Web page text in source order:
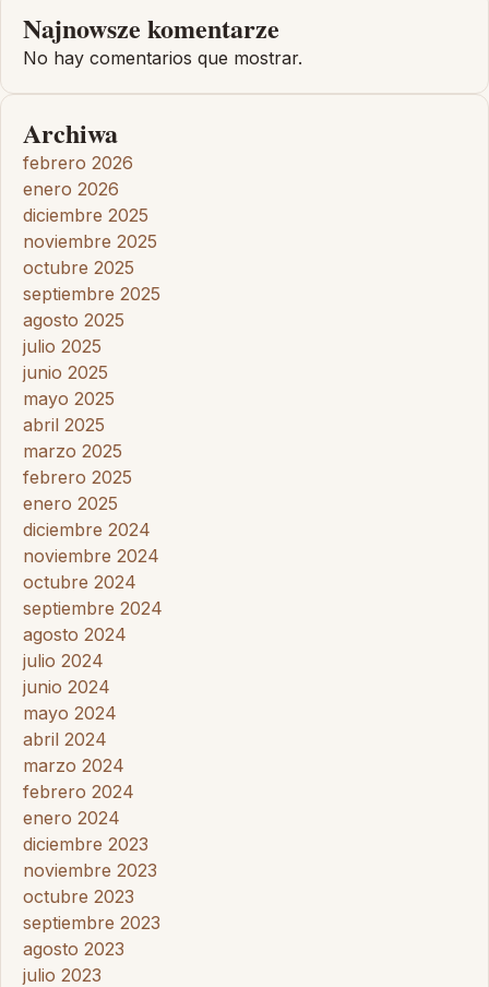
Najnowsze komentarze
No hay comentarios que mostrar.
Archiwa
febrero 2026
enero 2026
diciembre 2025
noviembre 2025
octubre 2025
septiembre 2025
agosto 2025
julio 2025
junio 2025
mayo 2025
abril 2025
marzo 2025
febrero 2025
enero 2025
diciembre 2024
noviembre 2024
octubre 2024
septiembre 2024
agosto 2024
julio 2024
junio 2024
mayo 2024
abril 2024
marzo 2024
febrero 2024
enero 2024
diciembre 2023
noviembre 2023
octubre 2023
septiembre 2023
agosto 2023
julio 2023